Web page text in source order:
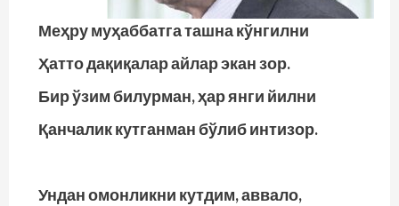
Меҳру муҳаббатга ташна кўнгилни
Ҳатто дақиқалар айлар экан зор.
Бир ўзим билурман, ҳар янги йилни
Қанчалик кутганман бўлиб интизор.
Ундан омонликни кутдим, аввало,